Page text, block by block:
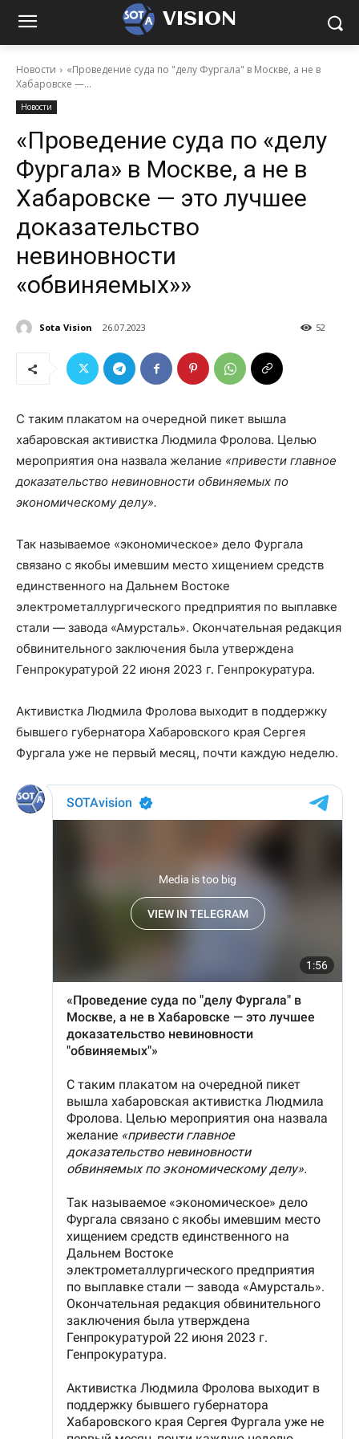
VISION
Новости
«Проведение суда по "делу Фургала" в Москве, а не в
Хабаровске —...
Новости
«Проведение суда по «делу
Фургала» в Москве, а не в
Хабаровске — это лучшее
доказательство
невиновности
«обвиняемых»»
Sota Vision 26.07.2023 52
С таким плакатом на очередной пикет вышла
хабаровская активистка Людмила Фролова. Целью
мероприятия она назвала желание «привести главное
доказательство невиновности обвиняемых по
экономическому делу».
Так называемое «экономическое» дело Фургала
связано с якобы имевшим место хищением средств
единственного на Дальнем Востоке
электрометаллургического предприятия по выплавке
стали — завода «Амурсталь». Окончательная редакция
обвинительного заключения была утверждена
Генпрокуратурой 22 июня 2023 г. Генпрокуратура.
Активистка Людмила Фролова выходит в поддержку
бывшего губернатора Хабаровского края Сергея
Фургала уже не первый месяц, почти каждую неделю.